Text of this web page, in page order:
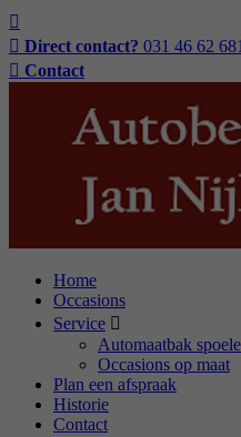
Direct contact? 031 46 62 681
Contact
Home
Occasions
Service
Automaatbak
Occasions op maat
Plan een afspraak
Historie
Contact